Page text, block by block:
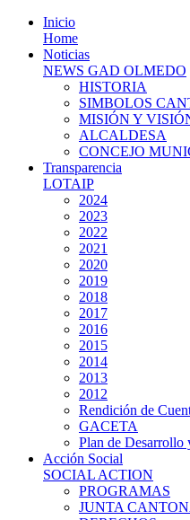
Inicio
Home
Noticias
NEWS GAD OLMEDO
HISTORIA
SIMBOLOS
MISIÓN Y
ALCALDESA
CONCEJO
Transparencia
LOTAIP
2024
2023
2022
2021
2020
2019
2018
2017
2016
2015
2014
2013
2012
Rendición de
GACETA
Plan de Desarrollo
Acción Social
SOCIAL ACTION
PROGRAMAS
JUNTA